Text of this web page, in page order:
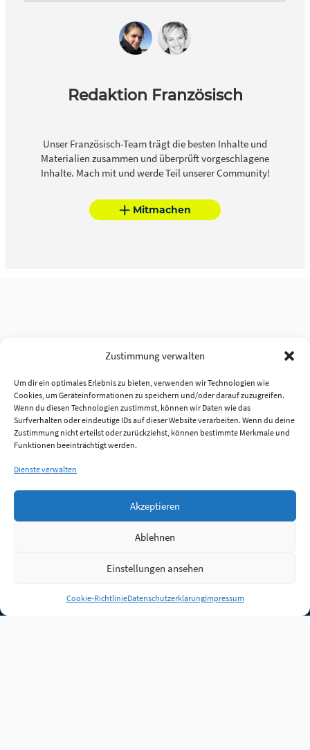
Zustimmung verwalten
Um dir ein optimales Erlebnis zu bieten, verwenden wir Technologien wie
Cookies, um Geräteinformationen zu speichern und/oder darauf zuzugreifen.
Wenn du diesen Technologien zustimmst, können wir Daten wie das
Surfverhalten oder eindeutige IDs auf dieser Website verarbeiten. Wenn du deine
Zustimmung nicht erteilst oder zurückziehst, können bestimmte Merkmale und
Funktionen beeinträchtigt werden.
Dienste verwalten
Akzeptieren
Ablehnen
Einstellungen ansehen
Cookie-RichtlinieDatenschutzerklärungImpressum
Redaktion Französisch
Unser Französisch-Team trägt die besten Inhalte und
Materialien zusammen und überprüft vorgeschlagene
Inhalte. Mach mit und werde Teil unserer Community!
Mitmachen
Anmelden
Jobs Partner FAQ Quellen